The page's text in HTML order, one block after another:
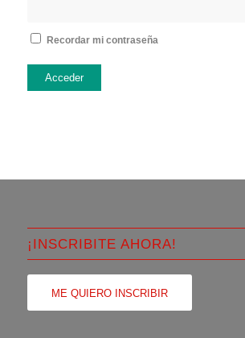
Recordar mi contraseña
Acceder
¡INSCRIBITE AHORA!
ME QUIERO INSCRIBIR